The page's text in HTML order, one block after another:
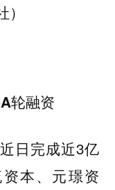
轮融资
日完成近3亿
本、元璟资